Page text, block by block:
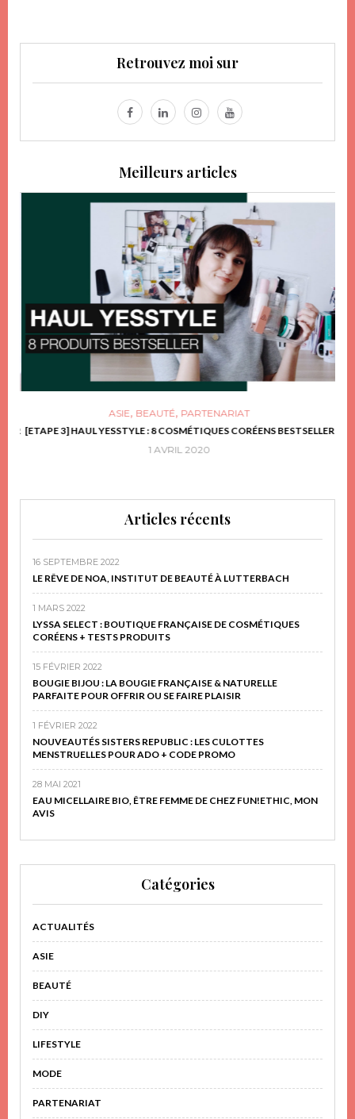
Retrouvez moi sur
Meilleurs articles
ASIE, BEAUTÉ, PARTENARIAT
[ETAPE 3] HAUL YESSTYLE : 8 COSMÉTIQUES CORÉENS BESTSELLER
1 AVRIL 2020
Articles récents
16 SEPTEMBRE 2022
LE RÊVE DE NOA, INSTITUT DE BEAUTÉ À LUTTERBACH
1 MARS 2022
LYSSA SELECT : BOUTIQUE FRANÇAISE DE COSMÉTIQUES
CORÉENS + TESTS PRODUITS
15 FÉVRIER 2022
BOUGIE BIJOU : LA BOUGIE FRANÇAISE & NATURELLE
PARFAITE POUR OFFRIR OU SE FAIRE PLAISIR
1 FÉVRIER 2022
NOUVEAUTÉS SISTERS REPUBLIC : LES CULOTTES
MENSTRUELLES POUR ADO + CODE PROMO
28 MAI 2021
EAU MICELLAIRE BIO, ÊTRE FEMME DE CHEZ FUN!ETHIC, MON
AVIS
Catégories
ACTUALITÉS
ASIE
BEAUTÉ
DIY
LIFESTYLE
MODE
PARTENARIAT